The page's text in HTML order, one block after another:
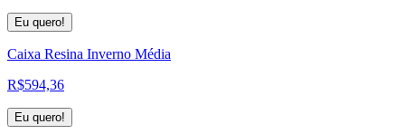
Eu quero!
Caixa Resina Inverno Média
R$594,36
Eu quero!